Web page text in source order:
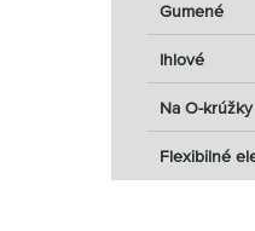
Gumené
Ihlové
Na O-krúžky
Flexibilné